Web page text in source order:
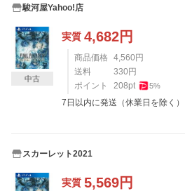
駿河屋Yahoo!店
実質 4,682円
商品価格 4,560 円
送料
330 円
ポイント
208pt 5%
7日以内に発送（休業日を除く）
中古
スカーレット2021
実質 5,569円